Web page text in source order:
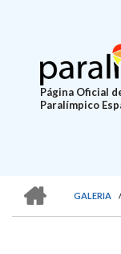
principal
Página Oficial
Paralímpico
GALERIA
/